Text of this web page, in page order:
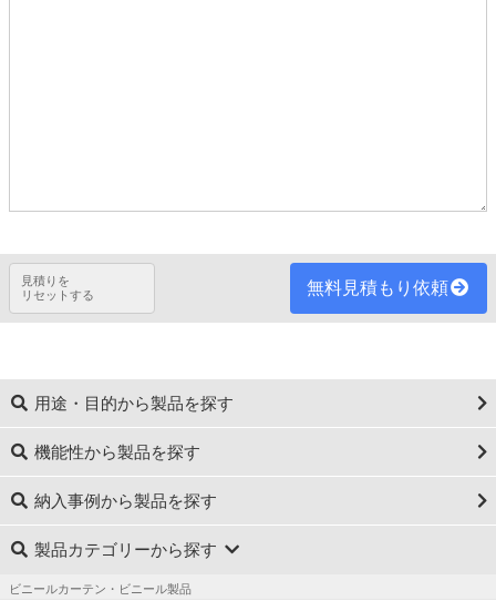
見積りを
リセットする
無料見積もり依頼
用途・目的から製品を探す
機能性から製品を探す
納入事例から製品を探す
製品カテゴリーから探す
ビニールカーテン・ビニール製品